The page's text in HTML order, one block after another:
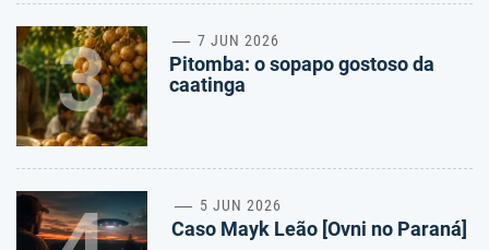
3 7 JUN 2026
Pitomba: o sopapo gostoso da
caatinga
5 JUN 2026
Caso Mayk Leão [Ovni no Paraná]